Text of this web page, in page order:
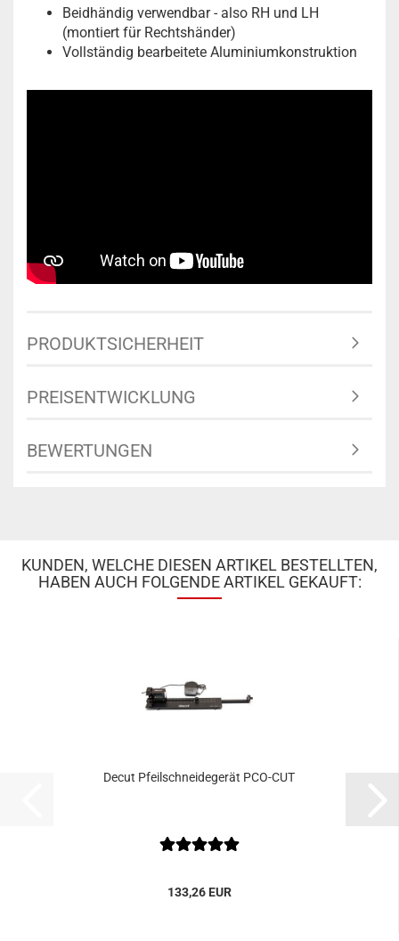
Beidhändig verwendbar - also RH und LH
(montiert für Rechtshänder)
Vollständig bearbeitete Aluminiumkonstruktion
PRODUKTSICHERHEIT
PREISENTWICKLUNG
BEWERTUNGEN
KUNDEN, WELCHE DIESEN ARTIKEL BESTELLTEN,
HABEN AUCH FOLGENDE ARTIKEL GEKAUFT:
Decut Pfeilschneidegerät PCO-CUT
133,26 EUR